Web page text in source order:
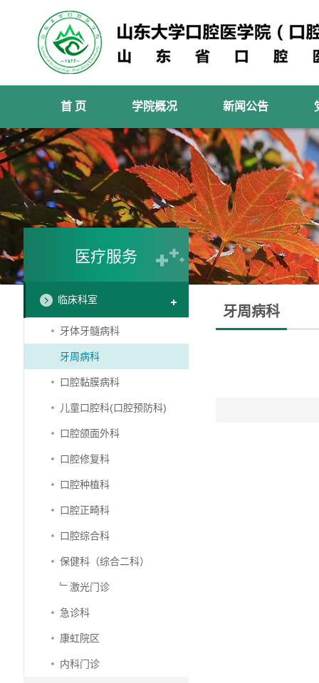
首 页 学院概况 新闻公告
医疗服务
临床科室
牙体牙髓病科
牙周病科
口腔黏膜病科
儿童口腔科(口腔预防科)
口腔颌面外科
口腔修复科
口腔种植科
口腔正畸科
口腔综合科
保健科（综合二科）
﹂激光门诊
急诊科
康虹院区
内科门诊
牙周病科